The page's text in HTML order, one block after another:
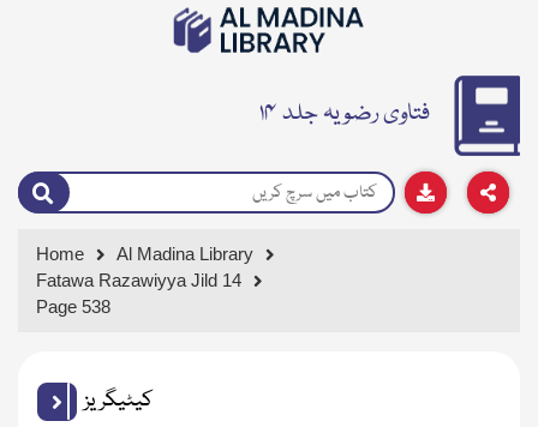
فتاوی رضویہ جلد ۱۴
Home
Al Madina Library
Fatawa Razawiyya Jild 14
Page 538
کیٹیگریز